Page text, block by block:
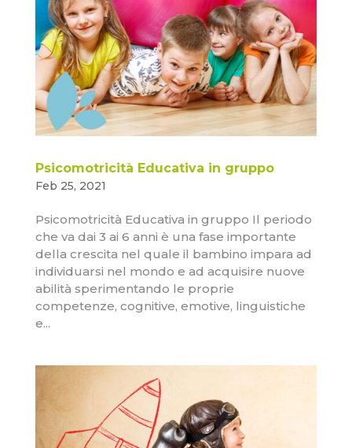
Psicomotricità Educativa in gruppo
Feb 25, 2021
Psicomotricità Educativa in gruppo Il periodo
che va dai 3 ai 6 anni è una fase importante
della crescita nel quale il bambino impara ad
individuarsi nel mondo e ad acquisire nuove
abilità sperimentando le proprie
competenze, cognitive, emotive, linguistiche
e...